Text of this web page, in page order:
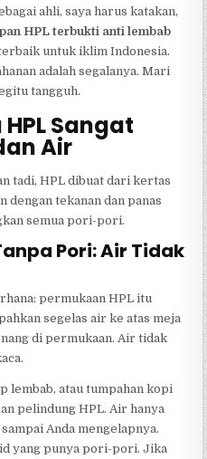
ahli, saya harus katakan,
HPL terbukti anti lembab
untuk iklim Indonesia.
adalah segalanya. Mari
tangguh.
Sangat
Air
tadi, HPL dibuat dari kertas
dengan tekanan dan panas
semua pori-pori.
Pori: Air Tidak
permukaan HPL itu
segelas air ke atas meja
di permukaan. Air tidak
lembab, atau tumpahan kopi
pelindung HPL. Air hanya
Anda mengelapnya.
yang punya pori-pori. Jika